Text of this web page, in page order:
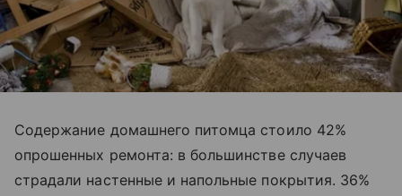
Содержание домашнего питомца стоило 42%
опрошенных ремонта: в большинстве случаев
страдали настенные и напольные покрытия. 36%